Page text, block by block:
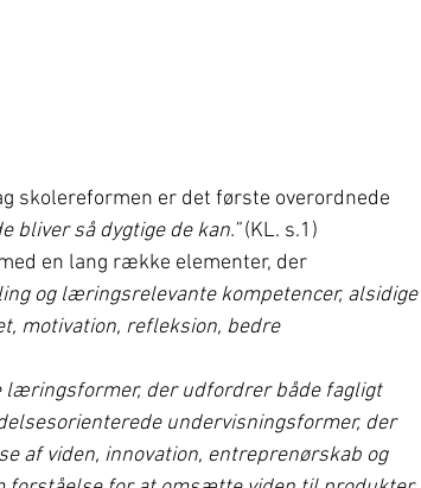
skolereformen er det første overordnede
bliver så dygtige de kan.” (KL. s.1)
en lang række elementer, der
og læringsrelevante kompetencer, alsidige
motivation, refleksion, bedre
læringsformer, der udfordrer både fagligt
undervisningsformer, der
af viden, innovation, entreprenørskab og